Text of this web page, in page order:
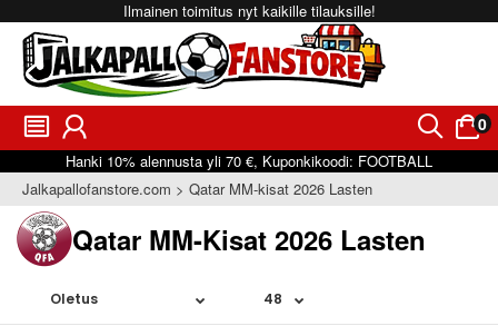
Ilmainen toimitus nyt kaikille tilauksille!
󰂩 󰃳 󰂨 0
󰃠
Hanki 10% alennusta yli 70 €, Kuponkikoodi: FOOTBALL
Jalkapallofanstore.com
Qatar MM-kisat 2026 Lasten
Qatar MM-Kisat 2026 Lasten